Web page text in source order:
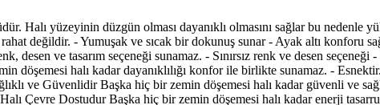
Halı yüzeyinin düzgün olması dayanıklı olmasını sağlar bu nedenle
değildir. - Yumuşak ve sıcak bir dokunuş sunar - Ayak altı konforu
desen ve tasarım seçeneği sunamaz. - Sınırsız renk ve desen
döşemesi halı kadar dayanıklılığı konfor ile birlikte sunamaz. -
ve Güvenlidir Başka hiç bir zemin döşemesi halı kadar güvenli ve
Çevre Dostudur Başka hiç bir zemin döşemesi halı kadar enerji